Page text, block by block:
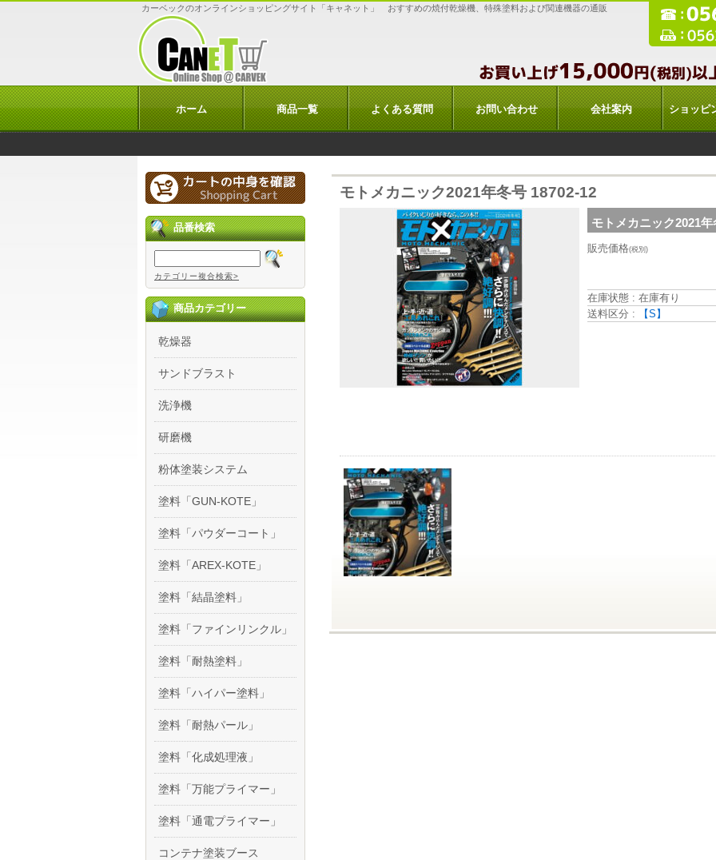
カーベックのオンラインショッピングサイト「キャネット」 おすすめの焼付乾燥機、特殊塗料および関連機器の通販
ホーム 商品一覧 よくある質問 お問い合わせ 会社案内 ショッピ
モトメカニック2021年冬号 18702-12
モトメカニック2021
販売価格(税別)
在庫状態 : 在庫有り
送料区分 :
【S】
品番検索
カテゴリー複合検索>
商品カテゴリー
乾燥器
サンドブラスト
洗浄機
研磨機
粉体塗装システム
塗料「GUN-KOTE」
塗料「パウダーコート」
塗料「AREX-KOTE」
塗料「結晶塗料」
塗料「ファインリンクル」
塗料「耐熱塗料」
塗料「ハイパー塗料」
塗料「耐熱パール」
塗料「化成処理液」
塗料「万能プライマー」
塗料「通電プライマー」
コンテナ塗装ブース